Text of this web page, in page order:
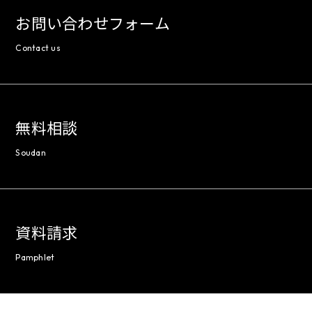
お問い合わせフォーム
Contact us
無料相談
Soudan
資料請求
Pamphlet